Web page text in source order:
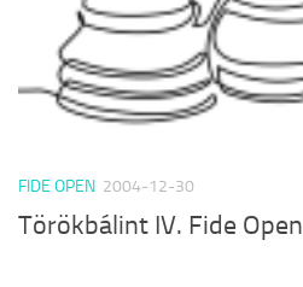
FIDE OPEN 2004-12-30
Törökbálint IV. Fide Open